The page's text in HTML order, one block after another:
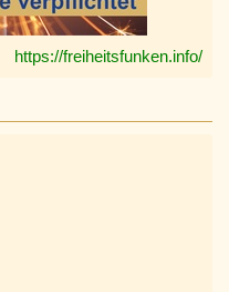
https://freiheitsfunken.info/